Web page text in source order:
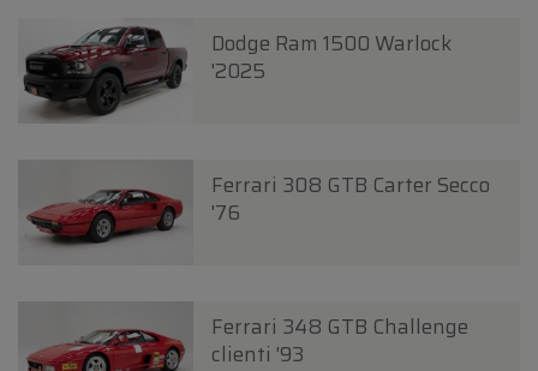
Dodge Ram 1500 Warlock
'2025
Ferrari 308 GTB Carter Secco
'76
Ferrari 348 GTB Challenge
clienti '93